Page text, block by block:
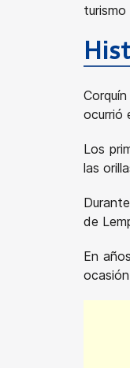
ocurrió
Los
las
de
En